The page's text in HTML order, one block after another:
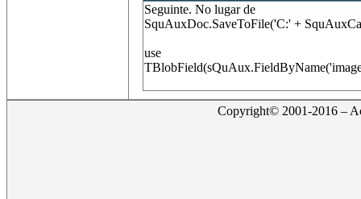
Seguinte. No lugar de
SquAuxDoc.SaveToFile('C:' +
use
Copyright© 2001-2016 –